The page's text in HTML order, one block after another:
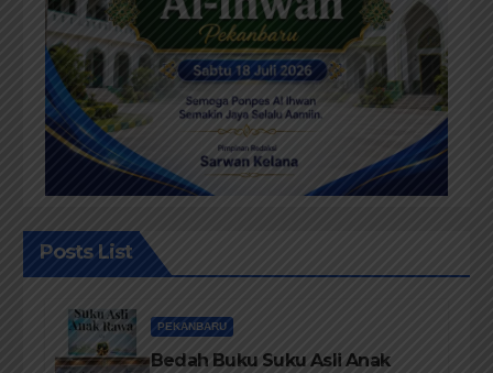
Posts List
PEKANBARU
Bedah Buku Suku Asli Anak